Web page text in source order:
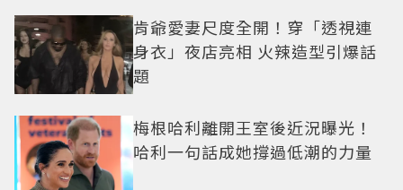
肯爺愛妻尺度全開！穿「透視連
身衣」夜店亮相 火辣造型引爆話
題
梅根哈利離開王室後近況曝光！
哈利一句話成她撐過低潮的力量